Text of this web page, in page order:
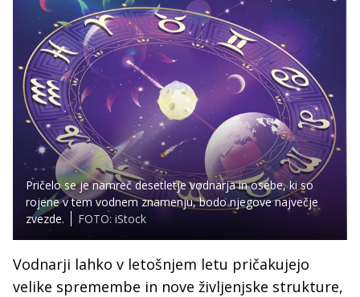
Pričelo se je namreč desetletje vodnarja in osebe, ki so
rojene v tem vodnem znamenju, bodo njegove največje
zvezde.
FOTO: iStock
Vodnarji lahko v letošnjem letu pričakujejo
velike spremembe in nove življenjske strukture,